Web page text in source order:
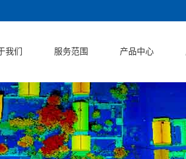
我们 服务范围 产品中心